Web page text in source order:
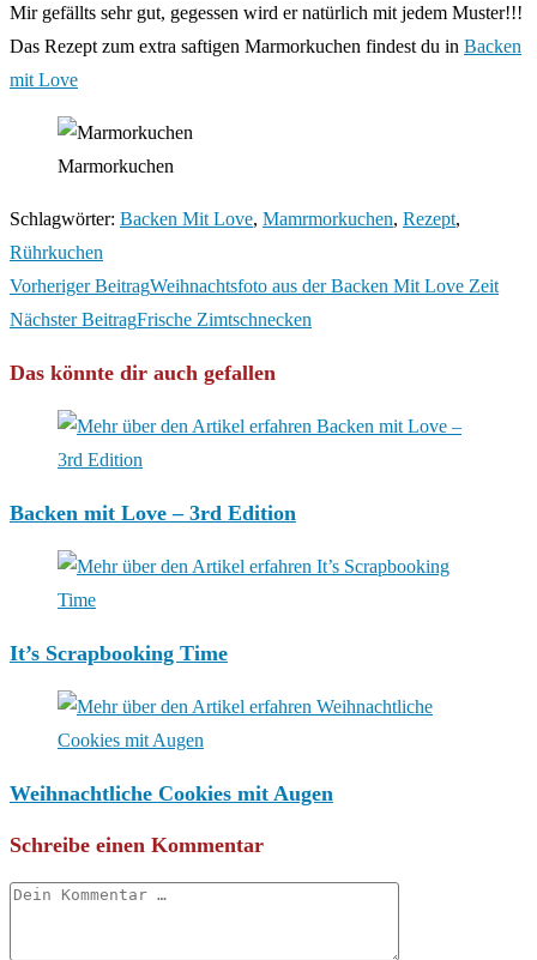
Mir gefällts sehr gut, gegessen wird er natürlich mit jedem Muster!!!
Das Rezept zum extra saftigen Marmorkuchen findest du in Backen
mit Love
Marmorkuchen
Schlagwörter: Backen Mit Love, Mamrmorkuchen, Rezept,
Rührkuchen
Weitere
Artikel
Vorheriger BeitragWeihnachtsfoto aus der Backen Mit Love Zeit
Nächster BeitragFrische Zimtschnecken
Das könnte dir auch gefallen
Backen mit Love – 3rd Edition
It’s Scrapbooking Time
Weihnachtliche Cookies mit Augen
Schreibe einen Kommentar
Kommentar